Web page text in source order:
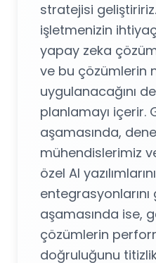
stratejisi
işletmenizin
yapay zeka
ve bu çözümlerin
uygulanacağını
planlamayı içerir.
aşamasında,
mühendislerimiz
özel AI
entegrasyonlarını
aşamasında ise,
çözümlerin
doğruluğunu